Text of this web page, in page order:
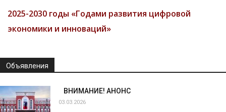
2025-2030 годы «Годами развития цифровой
экономики и инноваций»
Объявления
ВНИМАНИЕ! АНОНС
03.03.2026